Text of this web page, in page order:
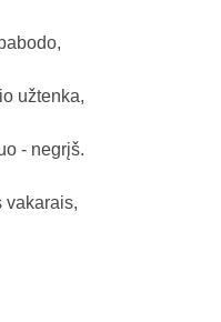
užtenka,
- negrįš.
vakarais,